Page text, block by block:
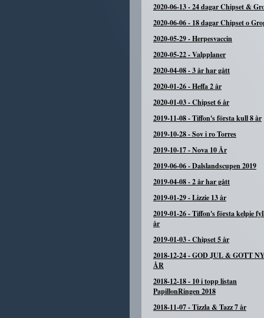
2020-06-13-24 dagar Chipset &
2020-06-06- 18 dagar Chipset o
2020-05-29-Herpesvaccin
2020-05-22-Valpplaner
2020-04-08-3 år har gått
2020-01-26-Heffa 2 år
2020-01-03-Chipset 6 år
2019-11-08-Tiffon's första kull 8 år
2019-10-28-Sov i ro Torres
2019-10-17-Nova 10 År
2019-06-06-Dalslandscupen 2019
2019-04-08-2 år har gått
2019-01-29-Lizzie 13 år
2019-01-26-Tiffon's första kelpie
år
2019-01-03-Chipset 5 år
2018-12-24-GOD JUL & GOTT
ÅR
2018-12-18- 10 i topp listan
PapillonRingen 2018
2018-11-07-Tizzla & Tazz 7 år